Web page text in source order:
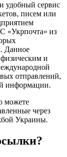
удобный сервис
писем или
«Укрпочта» из
Данное
физическим и
отправлений,
информации.
можете
через
Украины.